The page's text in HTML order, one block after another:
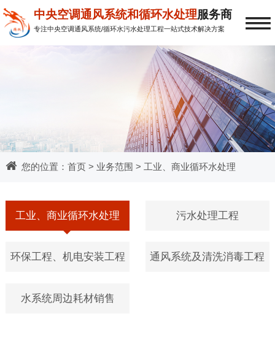
中央空调通风系统和循环水处理服务商
专注中央空调通风系统/循环水污水处理工程一站式技术解决方案 ≡
您的位置： 首页> 业务范围 > 工业、商业循环水处理
工业、商业循环水处理 污水处理工程
环保工程、机电安装工程 通风系统及清洗消毒工程
水系统周边耗材销售